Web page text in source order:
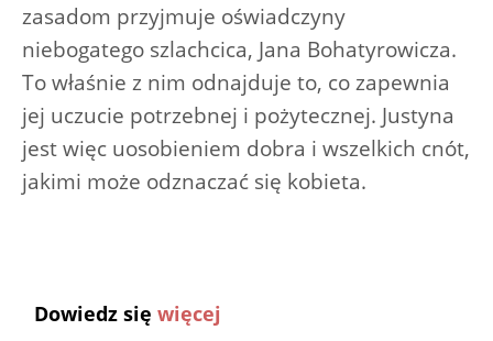
zasadom przyjmuje oświadczyny
niebogatego szlachcica, Jana Bohatyrowicza.
To właśnie z nim odnajduje to, co zapewnia
jej uczucie potrzebnej i pożytecznej. Justyna
jest więc uosobieniem dobra i wszelkich cnót,
jakimi może odznaczać się kobieta.
Dowiedz się więcej